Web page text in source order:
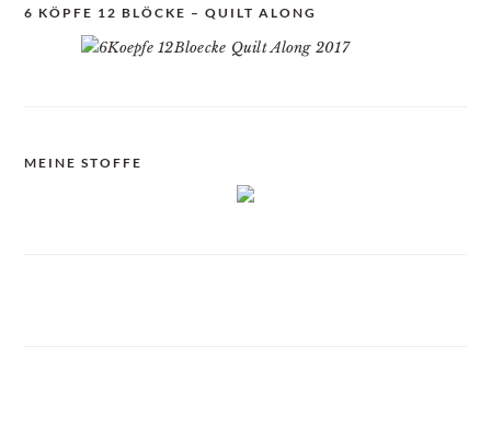
6 KÖPFE 12 BLÖCKE – QUILT ALONG
MEINE STOFFE